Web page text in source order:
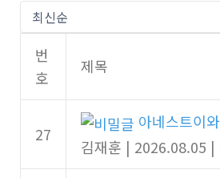
번
호
제목
27
아네스트이
김재훈 | 2026.08.05 |